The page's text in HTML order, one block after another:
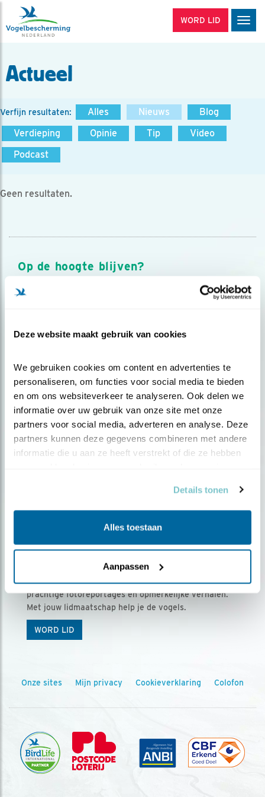
Deze website maakt gebruik van cookies
We gebruiken cookies om content en advertenties te
personaliseren, om functies voor social media te bieden
en om ons websiteverkeer te analyseren. Ook delen we
informatie over uw gebruik van onze site met onze
partners voor social media, adverteren en analyse. Deze
partners kunnen deze gegevens combineren met andere
informatie die u aan ze heeft verstrekt of die ze hebben
Details tonen
Alles toestaan
Aanpassen
WORD LID
Actueel
Verfijn resultaten: Alles Nieuws
Blog
Verdieping
Opinie Tip
Video
Podcast
Geen resultaten.
Op de hoogte blijven?
Meld je aan en ontvang nieuws, inspiratie, acties en tips
over vogels en activiteiten van Vogelbescherming.
Ontvang 5 x Vogels voor € 36,00 per jaar
Vogels is het tijdschrift voor onze leden, met
prachtige fotoreportages en opmerkelijke verhalen.
Met jouw lidmaatschap help je de vogels.
WORD LID
Onze sites Mijn privacy Cookieverklaring Colofon